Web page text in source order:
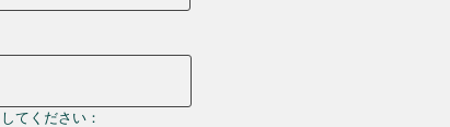
てください：